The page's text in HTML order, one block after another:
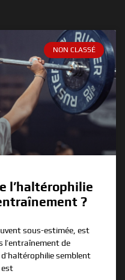
NON CLASSÉ
l’haltérophilie
?
sous-estimée, est
l’entraînement de
semblent
est